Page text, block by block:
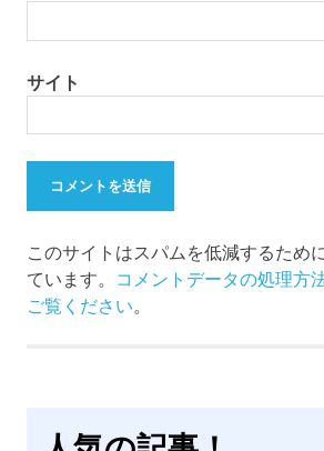
サイト
このサイトはスパムを低減するため
ています。 コメントデータの処理方
ご覧ください。